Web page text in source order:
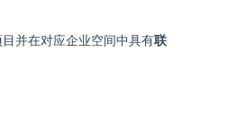
并在对应企业空间中具有联